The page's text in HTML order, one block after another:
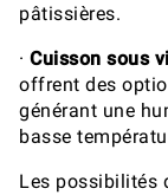
pâtissières.
· Cuisson sous
offrent des
générant une
basse
Les possibilités